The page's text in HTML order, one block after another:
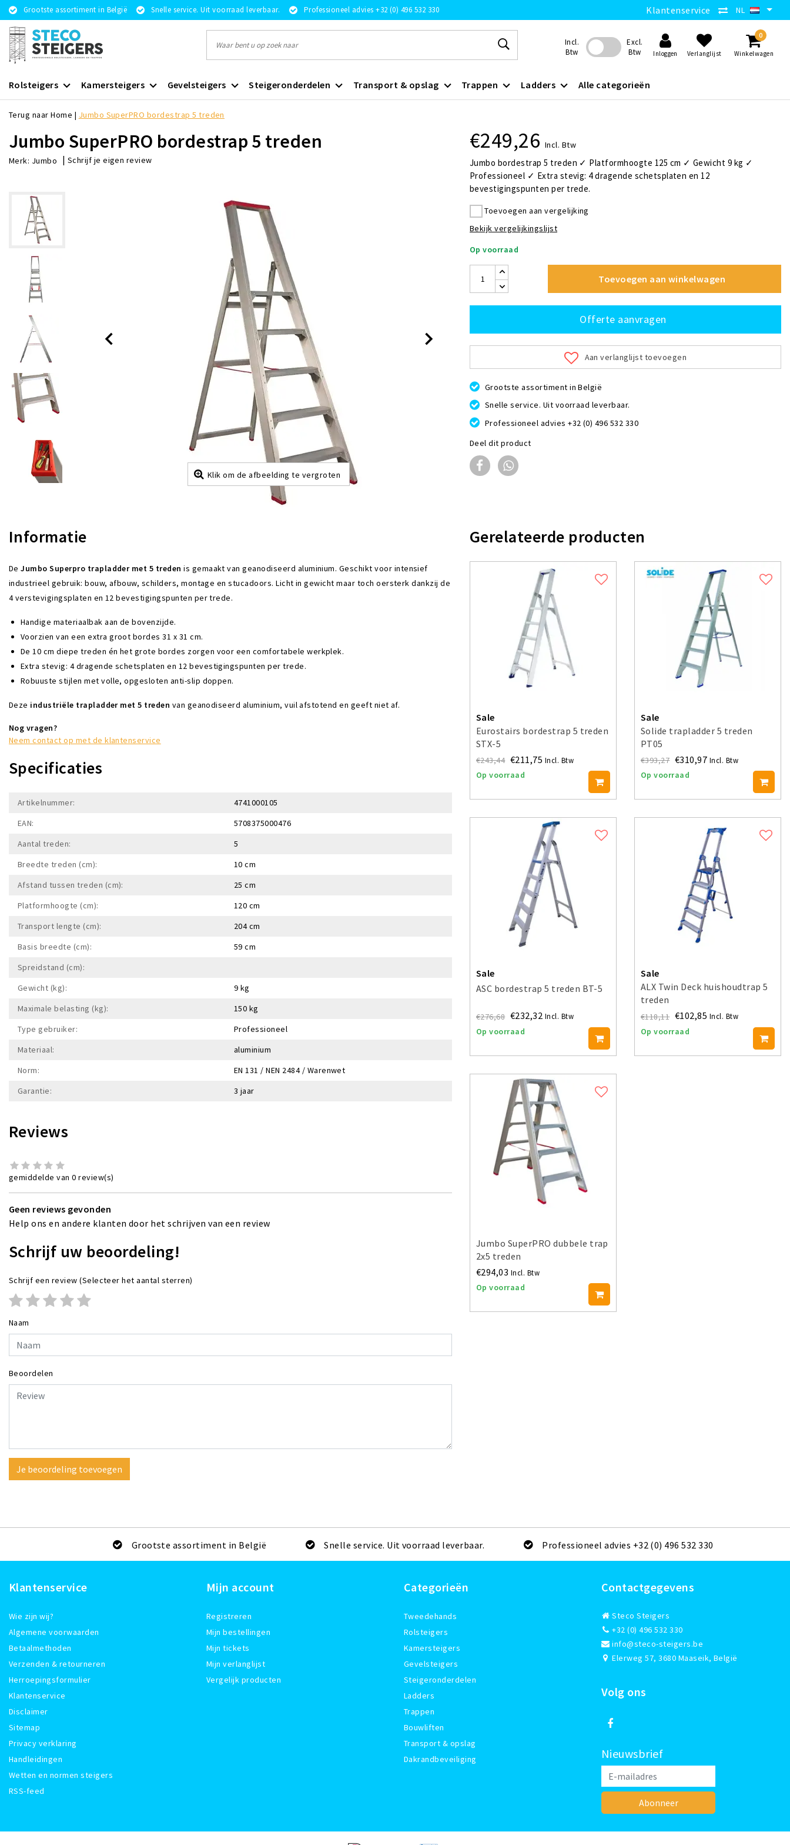
Grootste assortiment in België Snelle service. Uit voorraad leverbaar. Professioneel advies +32 (0) 496 532 330 Klantenservice NL
Incl.
Btw
Excl.
Btw
Inloggen Verlanglijst
0
Winkelwagen
Rolsteigers Kamersteigers Gevelsteigers Steigeronderdelen Transport & opslag Trappen Ladders Alle categorieën
Terug naar Home | Jumbo SuperPRO bordestrap 5 treden
Jumbo SuperPRO bordestrap 5 treden
Merk: Jumbo | Schrijf je eigen review
Klik om de afbeelding te vergroten
€249,26 Incl. Btw
Jumbo bordestrap 5 treden ✓ Platformhoogte 125 cm ✓ Gewicht 9 kg ✓
Professioneel ✓ Extra stevig: 4 dragende schetsplaten en 12
bevestigingspunten per trede.
Toevoegen aan vergelijking
Bekijk vergelijkingslijst
Op voorraad
Toevoegen aan winkelwagen
Offerte aanvragen
Aan verlanglijst toevoegen
Grootste assortiment in België
Snelle service. Uit voorraad leverbaar.
Professioneel advies +32 (0) 496 532 330
Deel dit product
Informatie
DeJumbo Superpro trapladder met 5 treden is gemaakt van geanodiseerd aluminium. Geschikt voor intensief
industrieel gebruik: bouw, afbouw, schilders, montage en stucadoors. Licht in gewicht maar toch oersterk dankzij de
4 verstevigingsplaten en 12 bevestigingspunten per trede.
Handige materiaalbak aan de bovenzijde.
Voorzien van een extra groot bordes 31 x 31 cm.
De 10 cm diepe treden én het grote bordes zorgen voor een comfortabele werkplek.
Extra stevig: 4 dragende schetsplaten en 12 bevestigingspunten per trede.
Robuuste stijlen met volle, opgesloten anti-slip doppen.
Deze industriële trapladder met 5 treden van geanodiseerd aluminium, vuil afstotend en geeft niet af.
Nog vragen?
Neem contact op met de klantenservice
Specificaties
Artikelnummer:
4741000105
EAN:
5708375000476
Aantal treden:
5
Breedte treden (cm):
10 cm
Afstand tussen treden (cm):
25 cm
Platformhoogte (cm):
120 cm
Transport lengte (cm):
204 cm
Basis breedte (cm):
59 cm
Spreidstand (cm):
Gewicht (kg):
9 kg
Maximale belasting (kg):
150 kg
Type gebruiker:
Professioneel
Materiaal:
aluminium
Norm:
EN 131 / NEN 2484 / Warenwet
Garantie:
3 jaar
Reviews
gemiddelde van 0 review(s)
Geen reviews gevonden
Help ons en andere klanten door het schrijven van een review
Schrijf uw beoordeling!
Schrijf een review (Selecteer het aantal sterren)
Naam
Beoordelen
Je beoordeling toevoegen
Gerelateerde producten
Sale
Eurostairs bordestrap 5 treden
STX-5
€243,44 €211,75 Incl. Btw
Op voorraad
Sale
Solide trapladder 5 treden
PT05
€393,27 €310,97 Incl. Btw
Op voorraad
Sale
ASC bordestrap 5 treden BT-5
€276,68 €232,32 Incl. Btw
Op voorraad
Sale
ALX Twin Deck huishoudtrap 5
treden
€118,11 €102,85 Incl. Btw
Op voorraad
Jumbo SuperPRO dubbele trap
2x5 treden
€294,03 Incl. Btw
Op voorraad
Grootste assortiment in België Snelle service. Uit voorraad leverbaar. Professioneel advies +32 (0) 496 532 330
Klantenservice
Wie zijn wij?
Algemene voorwaarden
Betaalmethoden
Verzenden & retourneren
Herroepingsformulier
Klantenservice
Disclaimer
Sitemap
Privacy verklaring
Handleidingen
Wetten en normen steigers
RSS-feed
Mijn account
Registreren
Mijn bestellingen
Mijn tickets
Mijn verlanglijst
Vergelijk producten
Categorieën
Tweedehands
Rolsteigers
Kamersteigers
Gevelsteigers
Steigeronderdelen
Ladders
Trappen
Bouwliften
Transport & opslag
Dakrandbeveiliging
Contactgegevens
Steco Steigers
+32 (0) 496 532 330
info@steco-steigers.be
Elerweg 57, 3680 Maaseik, België
Volg ons
Nieuwsbrief
Abonneer